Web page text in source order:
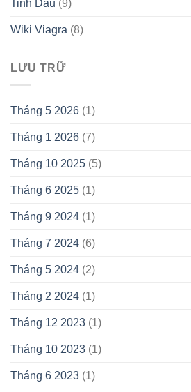
Tinh Dầu (9)
Wiki Viagra (8)
LƯU TRỮ
Tháng 5 2026 (1)
Tháng 1 2026 (7)
Tháng 10 2025 (5)
Tháng 6 2025 (1)
Tháng 9 2024 (1)
Tháng 7 2024 (6)
Tháng 5 2024 (2)
Tháng 2 2024 (1)
Tháng 12 2023 (1)
Tháng 10 2023 (1)
Tháng 6 2023 (1)